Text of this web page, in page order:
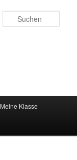
Meine Klasse